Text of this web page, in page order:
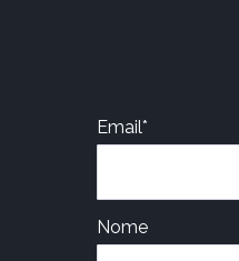
Email*
Nome